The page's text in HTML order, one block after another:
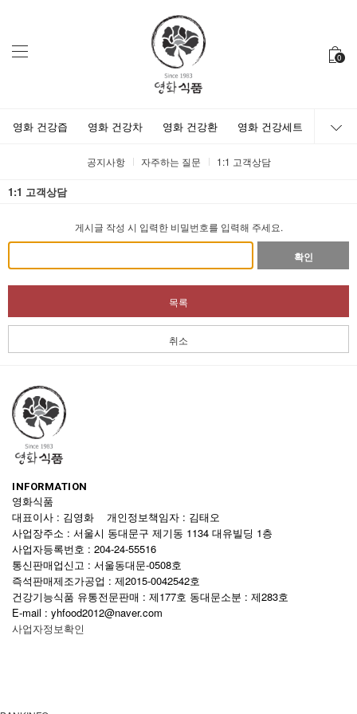
0
영화 건강즙 영화 건강차 영화 건강환 영화 건강세트
공지사항 자주하는 질문 1:1 고객상담
1:1 고객상담
게시글 작성 시 입력한 비밀번호를 입력해 주세요.
확인
목록
취소
INFORMATION
영화식품
대표이사 : 김영화 개인정보책임자 : 김태오
사업장주소 : 서울시 동대문구 제기동 1134 대유빌딩 1층
사업자등록번호 : 204-24-55516
통신판매업신고 : 서울동대문-0508호
즉석판매제조가공업 : 제2015-0042542호
건강기능식품 유통전문판매 : 제177호 동대문소분 : 제283호
E-mail : yhfood2012@naver.com
사업자정보확인